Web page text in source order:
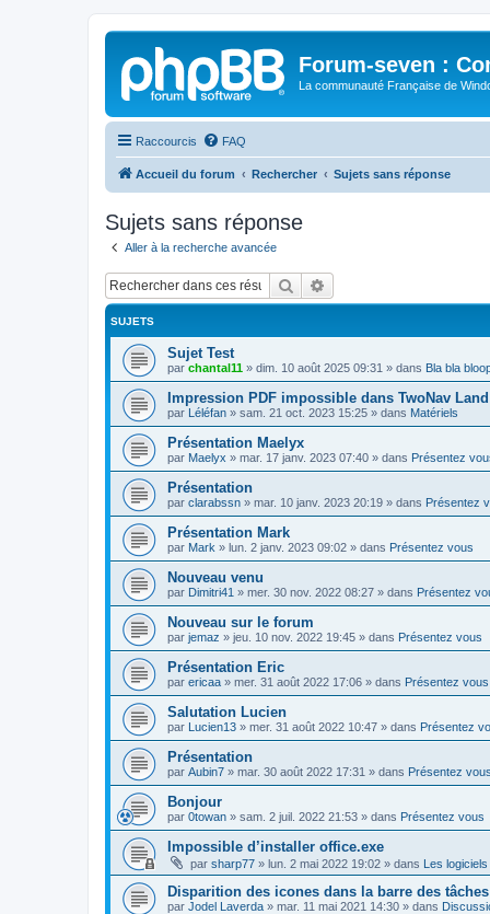
Forum-seven :
La communauté Française de
Raccourcis FAQ
Accueil du forum Rechercher Sujets sans réponse
Sujets sans réponse
Aller à la recherche avancée
Rechercher
SUJETS
Sujet Test
par chantal11 » dim. 10 août 2025 09:31 » dans Bla bla
Impression PDF impossible dans TwoNav
par Léléfan » sam. 21 oct. 2023 15:25 » dans Matériels
Présentation Maelyx
par Maelyx » mar. 17 janv. 2023 07:40 » dans Présentez
Présentation
par clarabssn » mar. 10 janv. 2023 20:19 » dans Présentez
Présentation Mark
par Mark » lun. 2 janv. 2023 09:02 » dans Présentez vous
Nouveau venu
par Dimitri41 » mer. 30 nov. 2022 08:27 » dans Présentez
Nouveau sur le forum
par jemaz » jeu. 10 nov. 2022 19:45 » dans Présentez vous
Présentation Eric
par ericaa » mer. 31 août 2022 17:06 » dans Présentez vous
Salutation Lucien
par Lucien13 » mer. 31 août 2022 10:47 » dans Présentez
Présentation
par Aubin7 » mar. 30 août 2022 17:31 » dans Présentez vous
Bonjour
par 0towan » sam. 2 juil. 2022 21:53 » dans Présentez vous
Impossible d’installer office.exe
par sharp77 » lun. 2 mai 2022 19:02 » dans Les logiciels
Disparition des icones dans la barre des tâches
par Jodel Laverda » mar. 11 mai 2021 14:30 » dans